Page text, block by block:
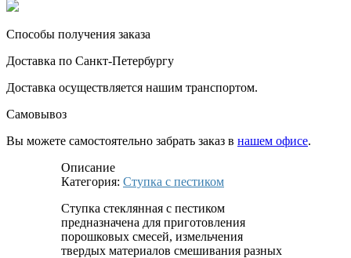
Способы получения заказа
Доставка по Санкт-Петербургу
Доставка осуществляется нашим транспортом.
Самовывоз
Вы можете самостоятельно забрать заказ в нашем офисе.
Описание
Категория: Ступка с пестиком
Ступка стеклянная с пестиком
предназначена для приготовления
порошковых смесей, измельчения
твердых материалов смешивания разных